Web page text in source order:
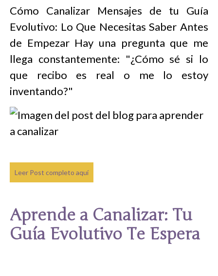
Cómo Canalizar Mensajes de tu Guía
Evolutivo: Lo Que Necesitas Saber Antes
de Empezar Hay una pregunta que me
llega constantemente: "¿Cómo sé si lo
que recibo es real o me lo estoy
inventando?"
Leer Post completo aquí
Aprende a Canalizar: Tu
Guía Evolutivo Te Espera